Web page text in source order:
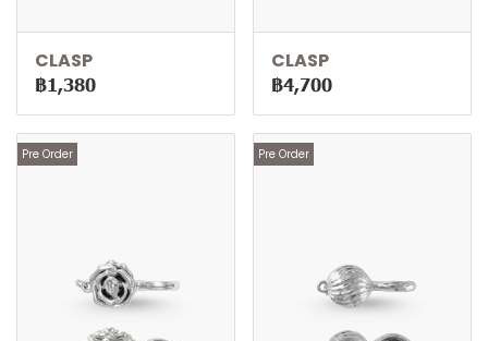
CLASP
฿1,380
CLASP
฿4,700
Pre Order Pre Order